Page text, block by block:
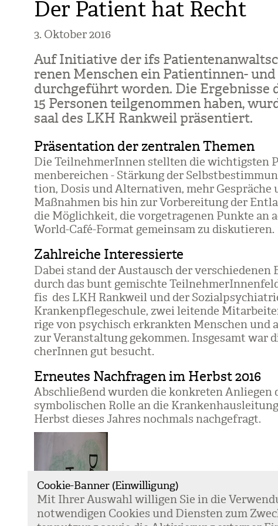
Cookie-Banner (Einwilligung)
Mit Ihrer Aus­wahl wil­li­gen Sie in die
not­wen­di­gen Coo­kies und Diens­ten zum
Der Patient hat Recht
3. Oktober 2016
Auf Initia­tive der ifs
re­nen Men­schen ein Pati­en­tin­nen-
durch­ge­führt wor­den. Die Ergeb­nisse
15 Per­so­nen teil­ge­nom­men haben,
saal des LKH Rank­weil prä­sen­tiert.
Präsentation der zentralen Themen
Die Teil­neh­me­rIn­nen stell­ten die wich­tigs­ten
men­be­rei­chen - Stär­kung der
tion, Dosis und Alter­na­ti­ven, mehr Gesprä­che
Maß­nah­men bis hin zur Vor­be­rei­tung der
die Mög­lich­keit, die vor­ge­tra­ge­nen Punkte an
World-Café-For­mat gemein­sam zu dis­ku­tie­ren.
Zahlreiche Interessierte
Dabei stand der Aus­tausch der
durch das bunt gemischte
fis des LKH Rank­weil und der
Kran­ken­pfle­ge­schule, zwei lei­tende
rige von psy­chisch erkrank­ten Men­schen und
zur Ver­an­stal­tung gekom­men. Ins­ge­samt war
che­rIn­nen gut besucht.
Erneutes Nachfragen im Herbst 2016
Abschlie­ßend wur­den die kon­kre­ten
sym­bo­li­schen Rolle an die
Herbst die­ses Jah­res noch­mals nach­ge­fragt.